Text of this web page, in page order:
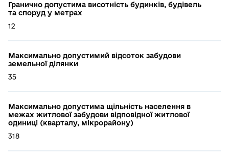
Гранично допустима висотність будинків, будівель
та споруд у метрах
12
Максимально допустимий відсоток забудови
земельної ділянки
35
Максимально допустима щільність населення в
межах житлової забудови відповідної житлової
одиниці (кварталу, мікрорайону)
318